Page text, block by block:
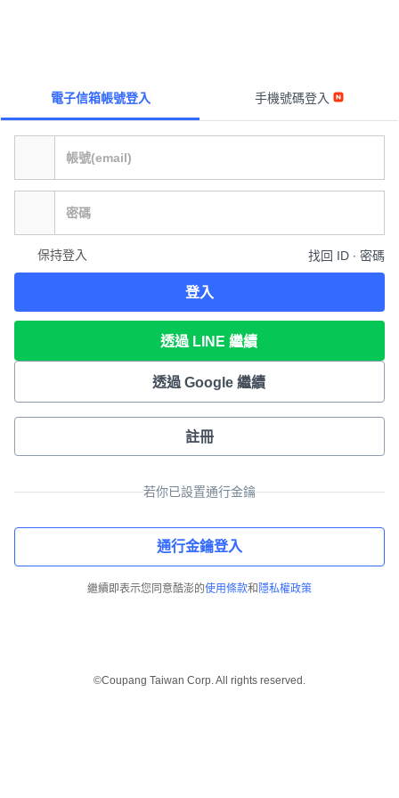
電子信箱帳號登入 手機號碼登入
保持登入 找回 ID ∙ 密碼
登入
透過 LINE 繼續
透過 Google 繼續
註冊
若你已設置通行金鑰
通行金鑰登入
繼續即表示您同意酷澎的使用條款和 隱私權政策
©Coupang Taiwan Corp. All rights reserved.